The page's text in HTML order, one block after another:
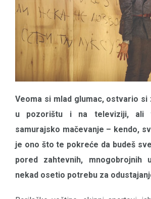
Veoma si mlad glumac, ostvario si
u pozorištu i na televiziji, ali
samurajsko mačevanje – kendo,
je ono što te pokreće da budeš
pored zahtevnih, mnogobrojnih
nekad osetio potrebu za